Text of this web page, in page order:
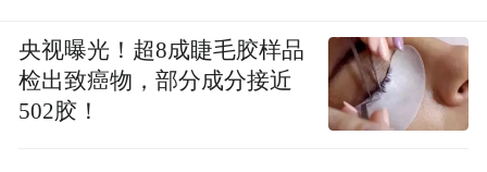
央视曝光！超8成睫毛胶样品
检出致癌物，部分成分接近
502胶！